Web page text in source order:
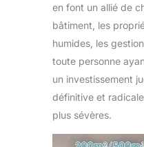
en font un allié de
bâtiment, les
humides, les
toute personne
un investissement
définitive et
plus sévères.